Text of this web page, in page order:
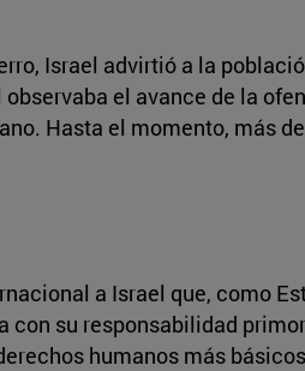
Israel advirtió a la
el avance de la
Hasta el momento, más
a Israel que, como
su responsabilidad
humanos más